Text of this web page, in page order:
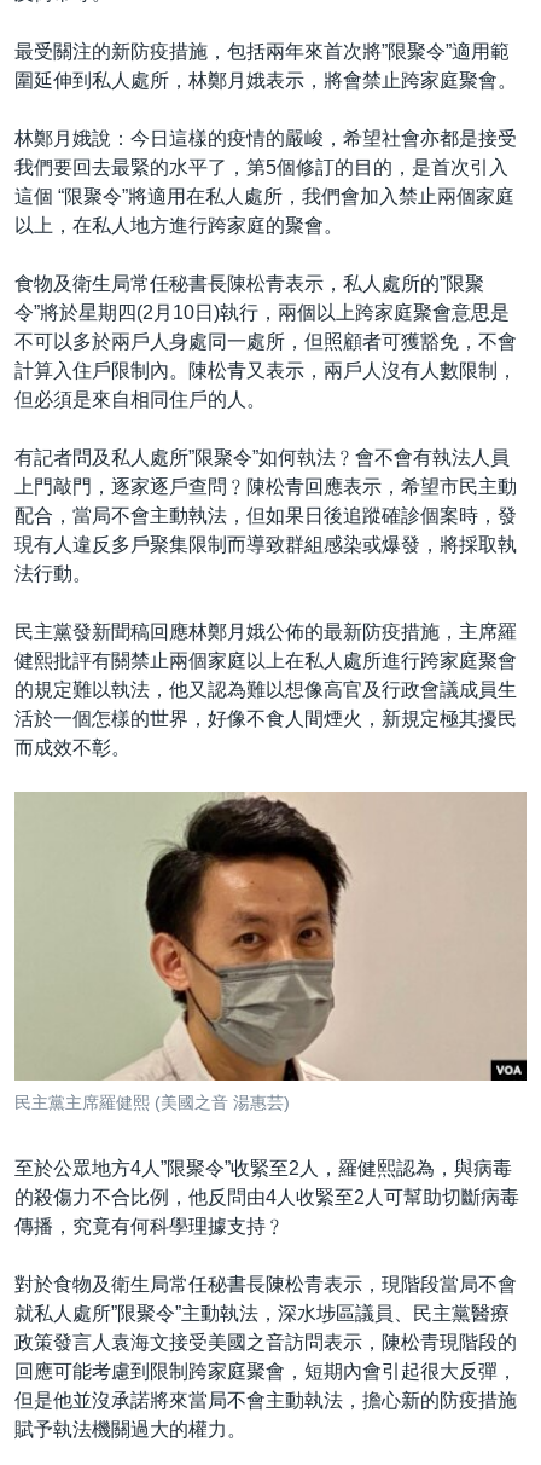
最受關注的新防疫措施，包括兩年來首次將”限聚令”適用範
圍延伸到私人處所，林鄭月娥表示，將會禁止跨家庭聚會。
林鄭月娥說：今日這樣的疫情的嚴峻，希望社會亦都是接受
我們要回去最緊的水平了，第5個修訂的目的，是首次引入
這個 “限聚令”將適用在私人處所，我們會加入禁止兩個家庭
以上，在私人地方進行跨家庭的聚會。
食物及衛生局常任秘書長陳松青表示，私人處所的”限聚
令”將於星期四(2月10日)執行，兩個以上跨家庭聚會意思是
不可以多於兩戶人身處同一處所，但照顧者可獲豁免，不會
計算入住戶限制內。陳松青又表示，兩戶人沒有人數限制，
但必須是來自相同住戶的人。
有記者問及私人處所”限聚令”如何執法﹖會不會有執法人員
上門敲門，逐家逐戶查問﹖陳松青回應表示，希望市民主動
配合，當局不會主動執法，但如果日後追蹤確診個案時，發
現有人違反多戶聚集限制而導致群組感染或爆發，將採取執
法行動。
民主黨發新聞稿回應林鄭月娥公佈的最新防疫措施，主席羅
健熙批評有關禁止兩個家庭以上在私人處所進行跨家庭聚會
的規定難以執法，他又認為難以想像高官及行政會議成員生
活於一個怎樣的世界，好像不食人間煙火，新規定極其擾民
而成效不彰。
民主黨主席羅健熙 (美國之音 湯惠芸)
至於公眾地方4人”限聚令”收緊至2人，羅健熙認為，與病毒
的殺傷力不合比例，他反問由4人收緊至2人可幫助切斷病毒
傳播，究竟有何科學理據支持﹖
對於食物及衛生局常任秘書長陳松青表示，現階段當局不會
就私人處所”限聚令”主動執法，深水埗區議員、民主黨醫療
政策發言人袁海文接受美國之音訪問表示，陳松青現階段的
回應可能考慮到限制跨家庭聚會，短期內會引起很大反彈，
但是他並沒承諾將來當局不會主動執法，擔心新的防疫措施
賦予執法機關過大的權力。